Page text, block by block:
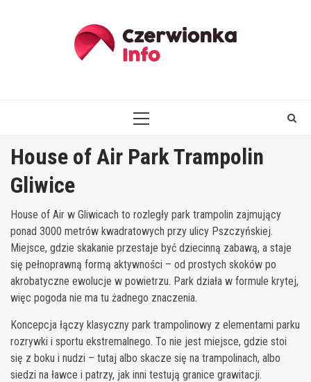
PRIMARY
House of Air Park Trampolin
Gliwice
House of Air w Gliwicach to rozległy park trampolin zajmujący
ponad 3000 metrów kwadratowych przy ulicy Pszczyńskiej.
Miejsce, gdzie skakanie przestaje być dziecinną zabawą, a staje
się pełnoprawną formą aktywności – od prostych skoków po
akrobatyczne ewolucje w powietrzu. Park działa w formule krytej,
więc pogoda nie ma tu żadnego znaczenia.
Koncepcja łączy klasyczny park trampolinowy z elementami parku
rozrywki i sportu ekstremalnego. To nie jest miejsce, gdzie stoi
się z boku i nudzi – tutaj albo skacze się na trampolinach, albo
siedzi na ławce i patrzy, jak inni testują granice grawitacji.